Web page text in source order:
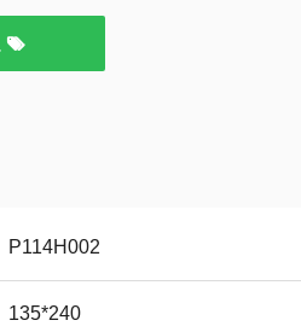
P114H002
135*240